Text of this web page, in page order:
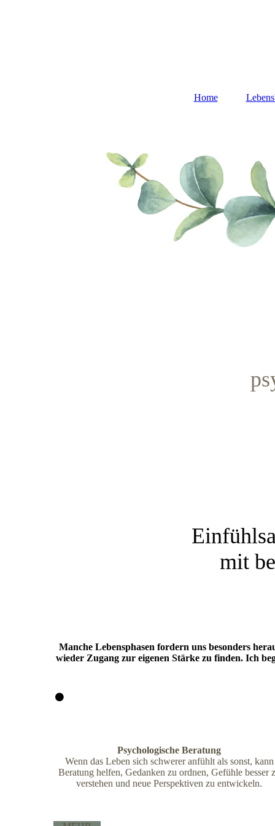
Home
mit
Manche Lebensphasen fordern uns besonders
wieder Zugang zur eigenen Stärke zu finden. Ich
Psychologische Beratung
Wenn das Leben sich schwerer anfühlt als sonst, kann
Beratung helfen, Gedanken zu ordnen, Gefühle besser
verstehen und neue Perspektiven zu entwickeln.